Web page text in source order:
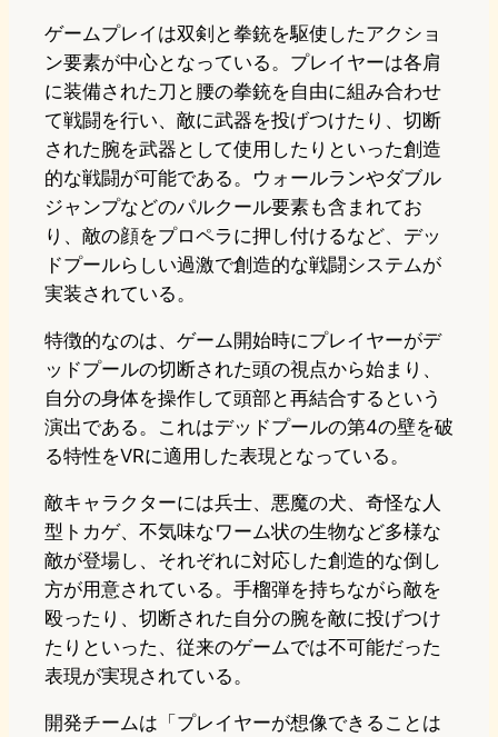
ゲームプレイは双剣と拳銃を駆使したアクショ
ン要素が中心となっている。プレイヤーは各肩
に装備された刀と腰の拳銃を自由に組み合わせ
て戦闘を行い、敵に武器を投げつけたり、切断
された腕を武器として使用したりといった創造
的な戦闘が可能である。ウォールランやダブル
ジャンプなどのパルクール要素も含まれてお
り、敵の顔をプロペラに押し付けるなど、デッ
ドプールらしい過激で創造的な戦闘システムが
実装されている。
特徴的なのは、ゲーム開始時にプレイヤーがデ
ッドプールの切断された頭の視点から始まり、
自分の身体を操作して頭部と再結合するという
演出である。これはデッドプールの第4の壁を破
る特性をVRに適用した表現となっている。
敵キャラクターには兵士、悪魔の犬、奇怪な人
型トカゲ、不気味なワーム状の生物など多様な
敵が登場し、それぞれに対応した創造的な倒し
方が用意されている。手榴弾を持ちながら敵を
殴ったり、切断された自分の腕を敵に投げつけ
たりといった、従来のゲームでは不可能だった
表現が実現されている。
開発チームは「プレイヤーが想像できることは